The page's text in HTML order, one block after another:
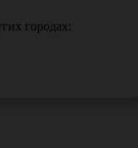
городах: